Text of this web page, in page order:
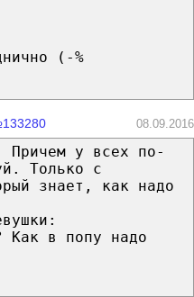
(-%
08.09.2016
Причем у всех по-
Только с
знает, как надо
Как в попу надо